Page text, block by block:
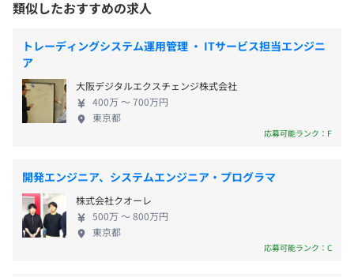
【導入実績】
■自動車関連
トヨタ自動車 株式会社
本田技研工業 株式会社
MAN Trucks（ドイツ）
新潟原動機 株式会社
三菱重工業 株式会社
富士重工業 株式会社
完全週休2日制
年間休日120日以上
年末年始休暇
夏季休暇（5日間）
交通費支給
考えていません。AR・VR・MRといった拡張現実との
融合や、AIなどを組み合わせることにより、さらなる
技術進化と社会貢献につながると確信しています。私
たちはこれからも25年間で積み重ねられたことを発
展させ、進化し続けてゆくことを目指しています。
世界にはばたくソフトウェアを開発／販売したい、
という志ある方と一緒にさらなるチャレンジをして
界に挑戦しよう」という気概を持っている方、また
「会社とともに成長したい」という熱い情熱を持っ
ている方、ラティス・テクノロジーという舞台で、
一緒にチャレンジしてみませんか。 当社は働きやす
い環境づくりに努めています。 リモートワーク制度
類似したおすすめの求人
トレーディングシステム運用管理 ・ ITサービス担当エンジニ
ア
大阪デジタルエクスチェンジ株式会社
400万 〜 700万円
東京都
応募可能ランク：F
開発エンジニア、システムエンジニア・プログラマ
株式会社クオーレ
500万 〜 800万円
東京都
応募可能ランク：C